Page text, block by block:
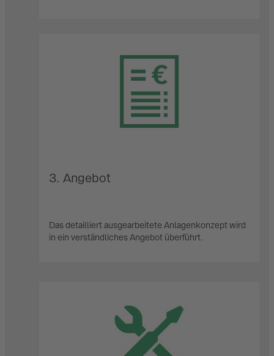
3. Angebot
Das detailliert ausgearbeitete Anlagenkonzept wird
in ein verständliches Angebot überführt.